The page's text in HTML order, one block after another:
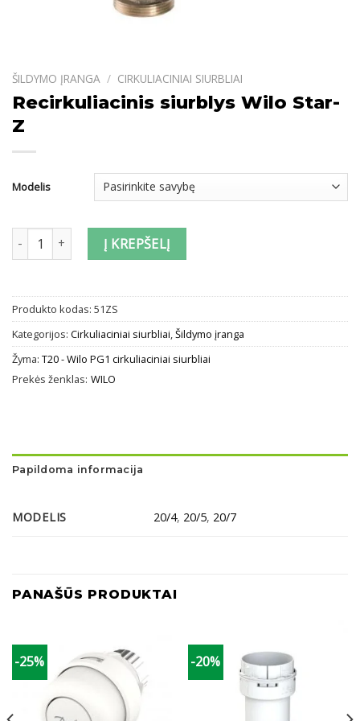
ŠILDYMO ĮRANGA / CIRKULIACINIAI SIURBLIAI
Recirkuliacinis siurblys Wilo Star-
Z
Modelis
produkto kiekis: Recirkuliacinis siurblys Wilo Star-Z
Į KREPŠELĮ
Produkto kodas: 51ZS
Kategorijos: Cirkuliaciniai siurbliai,Šildymo įranga
Žyma: T20 - Wilo PG1 cirkuliaciniai siurbliai
Prekės ženklas: WILO
Papildoma informacija
MODELIS 20/4, 20/5, 20/7
PANAŠŪS PRODUKTAI
-25% -20%